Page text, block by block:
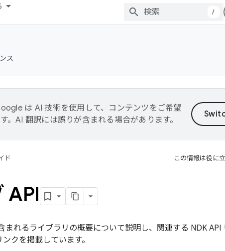
/
ス
は AI 技術を使用して、コンテンツをご希望
。AI 翻訳には誤りが含まれる場合があります。
ド この情報は役に
API
まれるライブラリの概要について説明し、関連する NDK API
クを掲載しています。